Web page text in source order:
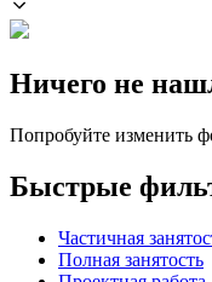
Ничего не
Попробуйте изменить
Быстрые
Частичная
Полная занятость